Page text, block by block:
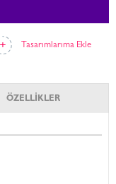
Tasarımlarıma Ekle
ÖZELLİKLER